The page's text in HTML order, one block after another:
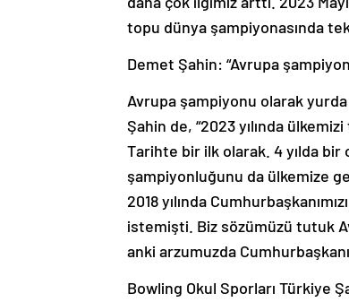
topu dünya şampiyonasında
Demet Şahin: “Avrupa
Avrupa şampiyonu olarak
Şahin de, “2023 yılında
Tarihte bir ilk olarak. 4 yılda bir
şampiyonluğunu da ülkemize
2018 yılında
istemişti. Biz sözümüzü tutuk
anki arzumuzda
Bowling Okul Sporları Türkiye